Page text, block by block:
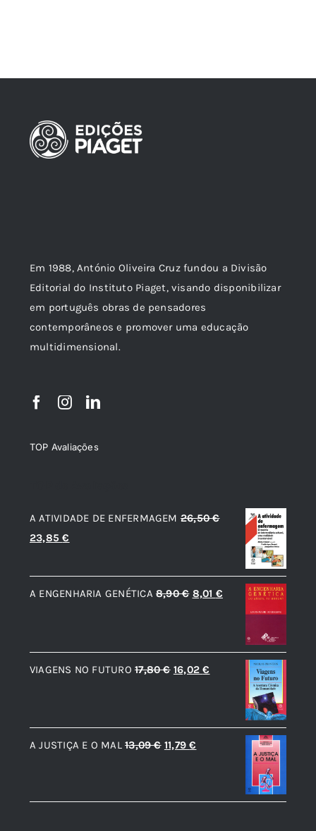
Em 1988, António Oliveira Cruz fundou a Divisão
Editorial do Instituto Piaget, visando disponibilizar
em português obras de pensadores
contemporâneos e promover uma educação
multidimensional.
TOP Avaliações
A ATIVIDADE DE ENFERMAGEM 26,50€
O
original
era:
23,85€
atual
é:
A ENGENHARIA GENÉTICA 8,90€ O
era:
8,90 €.
8,01 €O
preço
é:
8,01 €.
VIAGENS NO FUTURO 17,80€ O
era:
17,80 €.
16,02€
é:
A JUSTIÇA E O MAL 13,09€ O
era:
11,79€
é: